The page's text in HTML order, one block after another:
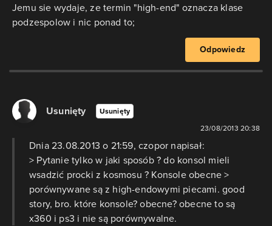
Jemu sie wydaje, ze termin "high-end" oznacza klase
podzespolow i nic ponad to;
Odpowiedz
Usunięty Usunięty
23/08/2013 20:38
Dnia 23.08.2013 o 21:59, czopor napisał:
> Pytanie tylko w jaki sposób ? do konsol mieli
wsadzić procki z kosmosu ? Konsole obecne >
porównywane są z high-endowymi piecami. good
story, bro. które konsole? obecne? obecne to są
x360 i ps3 i nie są porównywalne.